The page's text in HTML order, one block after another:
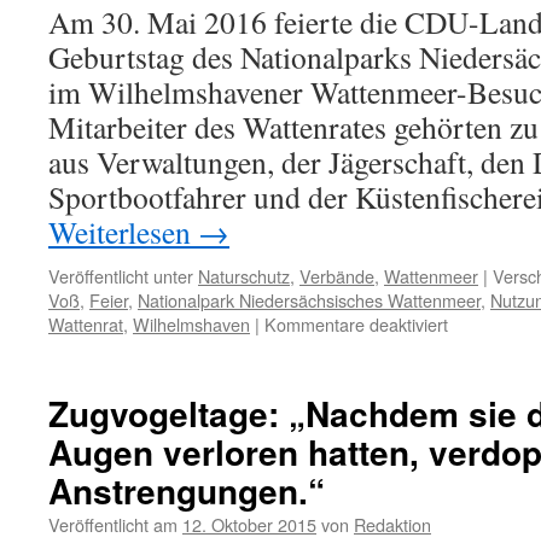
Am 30. Mai 2016 feierte die CDU-
Geburtstag des Nationalparks
im Wilhelmshavener Wattenmeer-
Mitarbeiter des Wattenrates gehörten
aus Verwaltungen, der Jägerschaft,
Sportbootfahrer und der
Weiterlesen →
Veröffentlicht unter Naturschutz, Verbände, Wattenmeer |
Voß, Feier, Nationalpark Niedersächsisches Wattenmeer,
Wattenrat, Wilhelmshaven | Kommentare deaktiviertfür
Jahre
Zugvogeltage: „Nachdem sie
Augen verloren hatten,
Anstrengungen.“
Veröffentlicht am 12. Oktober 2015von Redaktion